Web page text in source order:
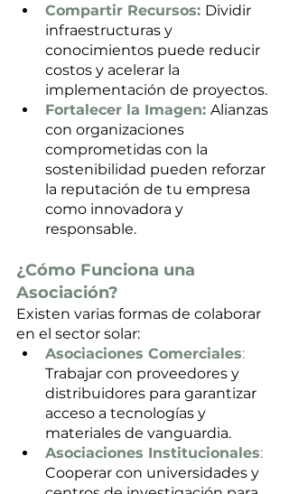
Compartir Recursos: Dividir
infraestructuras y
conocimientos puede reducir
costos y acelerar la
implementación de proyectos.
Fortalecer la Imagen: Alianzas
con organizaciones
comprometidas con la
sostenibilidad pueden reforzar
la reputación de tu empresa
como innovadora y
responsable.
¿Cómo Funciona una
Asociación?
Existen varias formas de colaborar
en el sector solar:
Asociaciones Comerciales:
Trabajar con proveedores y
distribuidores para garantizar
acceso a tecnologías y
materiales de vanguardia.
Asociaciones Institucionales:
Cooperar con universidades y